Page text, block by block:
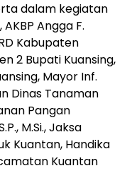
dalam kegiatan
Angga F.
Kabupaten
2 Bupati Kuansing,
Mayor Inf.
Dinas Tanaman
Pangan
M.Si., Jaksa
Kuantan, Handika
Kuantan